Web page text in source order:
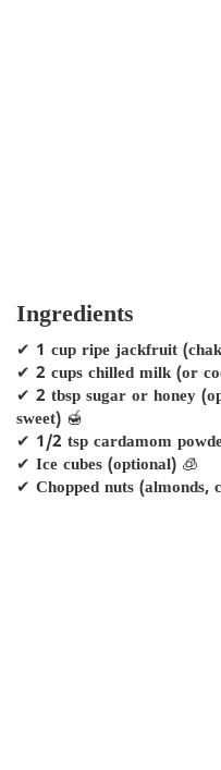
Ingredients
✔ 1 cup ripe jackfruit
✔ 2 cups chilled milk (or
✔ 2 tbsp sugar or honey
sweet) 🍯
✔ 1/2 tsp cardamom
✔ Ice cubes (optional) 🧊
✔ Chopped nuts (almonds,